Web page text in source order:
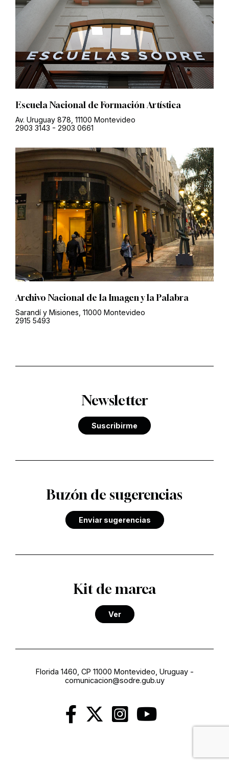
Escuela Nacional de Formación Artística
Av. Uruguay 878, 11100 Montevideo
2903 3143 - 2903 0661
Archivo Nacional de la Imagen y la Palabra
Sarandí y Misiones, 11000 Montevideo
2915 5493
Newsletter
Suscribirme
Buzón de sugerencias
Enviar sugerencias
Kit de marca
Ver
Florida 1460, CP 11000 Montevideo, Uruguay-
comunicacion@sodre.gub.uy